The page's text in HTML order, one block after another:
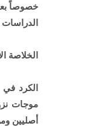
خصوصاً بعد إحصاء 1962 الاستثنائي في الحسكة، الذي جرّد
الخلاصة
الكرد
موجات
أصليين